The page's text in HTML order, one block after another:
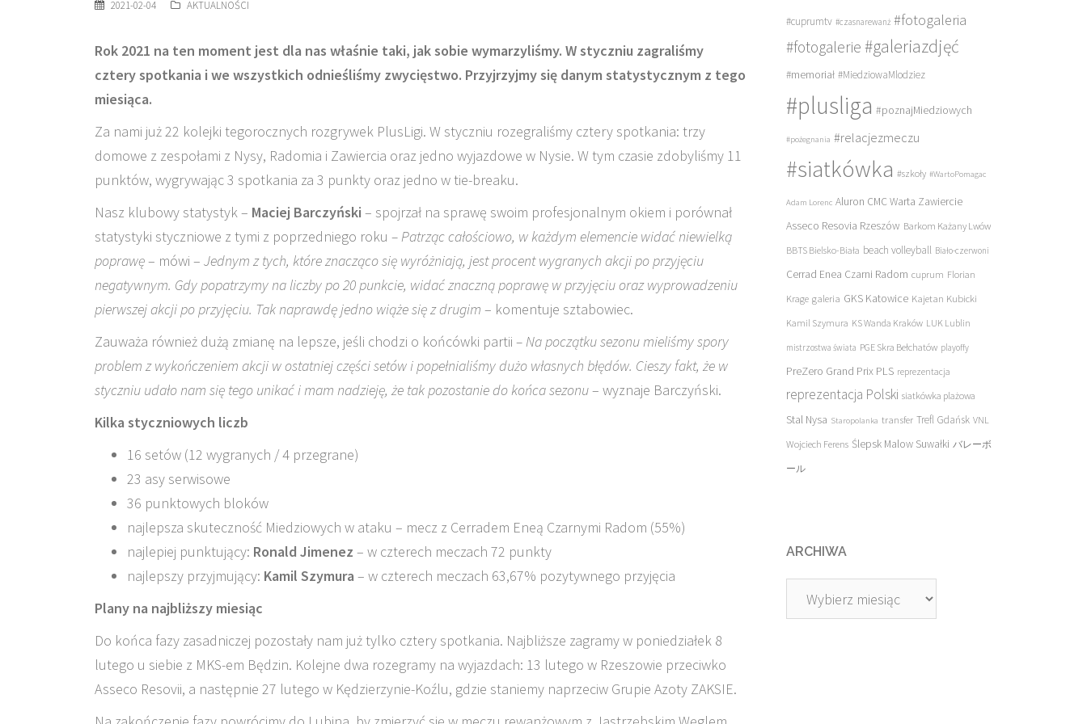
2021-02-04 AKTUALNOŚCI
Rok 2021 na ten moment jest dla nas właśnie taki, jak sobie wymarzyliśmy. W styczniu zagraliśmy
cztery spotkania i we wszystkich odnieśliśmy zwycięstwo. Przyjrzyjmy się danym statystycznym z tego
miesiąca.
Za nami już 22 kolejki tegorocznych rozgrywek PlusLigi. W styczniu rozegraliśmy cztery spotkania: trzy
domowe z zespołami z Nysy, Radomia i Zawiercia oraz jedno wyjazdowe w Nysie. W tym czasie zdobyliśmy 11
punktów, wygrywając 3 spotkania za 3 punkty oraz jedno w tie-breaku.
Nasz klubowy statystyk – Maciej Barczyński – spojrzał na sprawę swoim profesjonalnym okiem i porównał
statystyki styczniowe z tymi z poprzedniego roku – Patrząc całościowo, w każdym elemencie widać niewielką
poprawę– mówi – Jednym z tych, które znacząco się wyróżniają, jest procent wygranych akcji po przyjęciu
negatywnym. Gdy popatrzymy na liczby po 20 punkcie, widać znaczną poprawę w przyjęciu oraz wyprowadzeniu
pierwszej akcji po przyjęciu. Tak naprawdę jedno wiąże się z drugim – komentuje sztabowiec.
Zauważa również dużą zmianę na lepsze, jeśli chodzi o końcówki partii – Na początku sezonu mieliśmy spory
problem z wykończeniem akcji w ostatniej części setów i popełnialiśmy dużo własnych błędów. Cieszy fakt, że w
styczniu udało nam się tego unikać i mam nadzieję, że tak pozostanie do końca sezonu– wyznaje Barczyński.
Kilka styczniowych liczb
16 setów (12 wygranych / 4 przegrane)
23 asy serwisowe
36 punktowych bloków
najlepsza skuteczność Miedziowych w ataku – mecz z Cerradem Eneą Czarnymi Radom (55%)
najlepiej punktujący: Ronald Jimenez – w czterech meczach 72 punkty
najlepszy przyjmujący: Kamil Szymura – w czterech meczach 63,67% pozytywnego przyjęcia
Plany na najbliższy miesiąc
Do końca fazy zasadniczej pozostały nam już tylko cztery spotkania. Najbliższe zagramy w poniedziałek 8
lutego u siebie z MKS-em Będzin. Kolejne dwa rozegramy na wyjazdach: 13 lutego w Rzeszowie przeciwko
Asseco Resovii, a następnie 27 lutego w Kędzierzynie-Koźlu, gdzie staniemy naprzeciw Grupie Azoty ZAKSIE.
#cuprumtv #czasnarewanż #fotogaleria
#fotogalerie #galeriazdjęć
#memoriał #MiedziowaMlodziez
#plusliga #poznajMiedziowych
#pożegnania #relacjezmeczu
#siatkówka #szkoły #WartoPomagac
Adam Lorenc Aluron CMC Warta Zawiercie
Asseco Resovia Rzeszów Barkom Każany Lwów
BBTS Bielsko-Biała beach volleyball Biało-czerwoni
Cerrad Enea Czarni Radom cuprum Florian
Krage galeria GKS Katowice Kajetan Kubicki
Kamil Szymura KS Wanda Kraków LUK Lublin
mistrzostwa świata PGE Skra Bełchatów playoffy
PreZero Grand Prix PLS reprezentacja
reprezentacja Polski siatkówka plażowa
Stal Nysa Staropolanka transfer Trefl Gdańsk VNL
Wojciech Ferens Ślepsk Malow Suwałki バレーボ
ール
ARCHIWA
Archiwa